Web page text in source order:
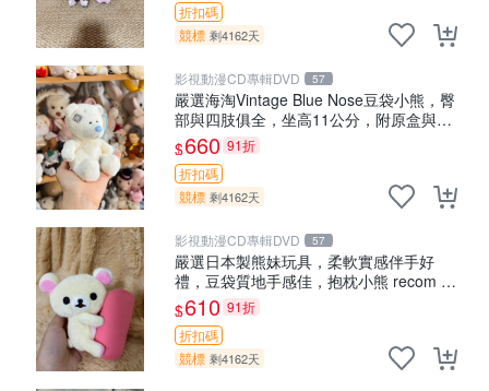
折扣碼
競標 剩4162天
影視動漫CD專輯DVD 57
嚴選海淘Vintage Blue Nose豆袋小熊，臀
部與四肢俱全，坐高11公分，附原盒與吊
牌收藏。藍鼻子小熊，值得擁有 玩具 憶熊
$660 91折
折扣碼
競標 剩4162天
影視動漫CD專輯DVD 57
嚴選日本製熊妹玩具，柔軟實感伴手好
禮，豆袋質地手感佳，抱枕小熊 recom 推
薦 白色豆袋 玩具
$610 91折
折扣碼
競標 剩4162天